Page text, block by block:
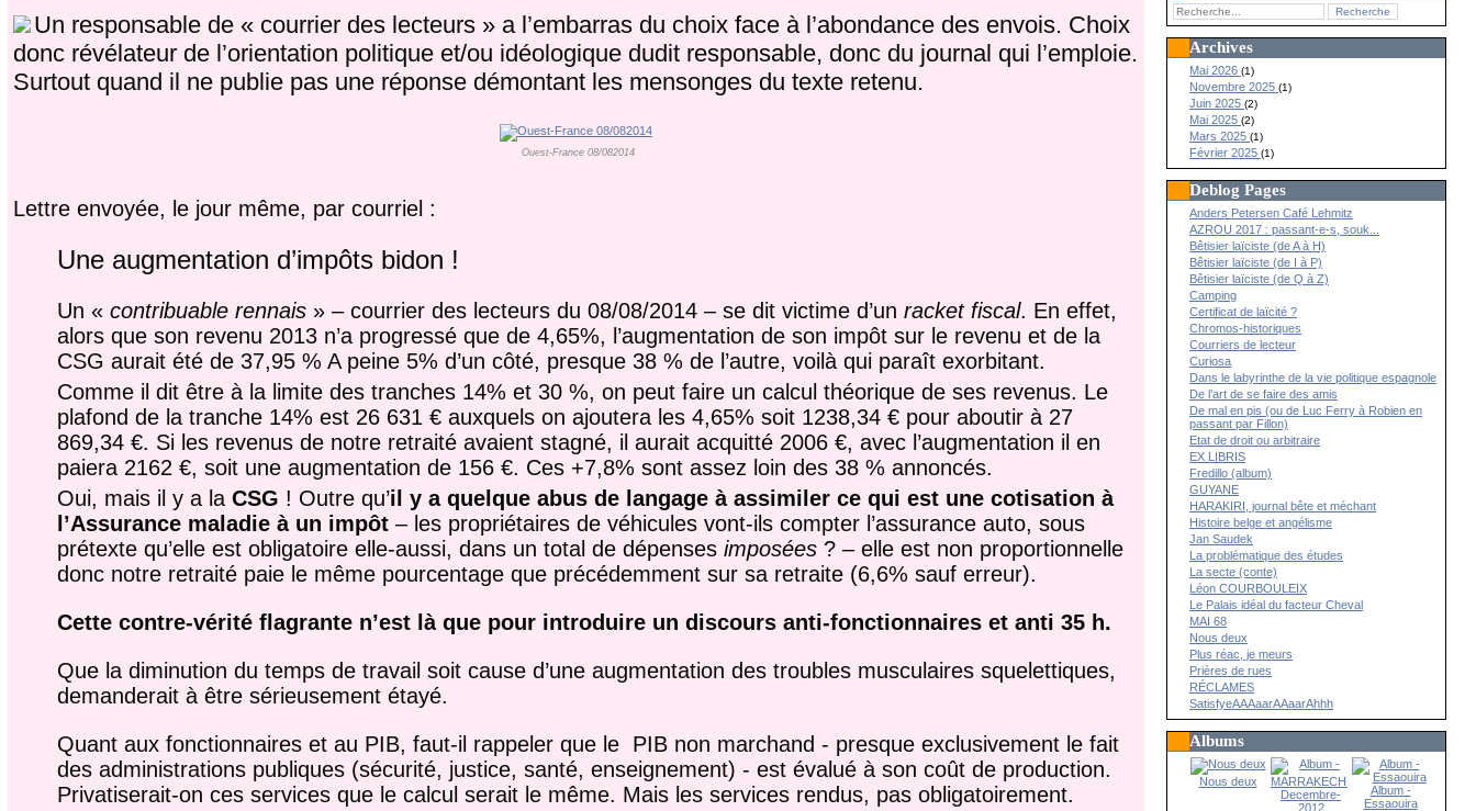
Un responsable de « courrier des lecteurs » a l’embarras du choix face à l’abondance des envois. Choix
donc révélateur de l’orientation politique et/ou idéologique dudit responsable, donc du journal qui l’emploie.
Surtout quand il ne publie pas une réponse démontant les mensonges du texte retenu.
Ouest-France 08/082014
Lettre envoyée, le jour même, par courriel :
Une augmentation d’impôts bidon !
Un « contribuable rennais» – courrier des lecteurs du 08/08/2014 – se dit victime d’un racket fiscal. En effet,
alors que son revenu 2013 n’a progressé que de 4,65%, l’augmentation de son impôt sur le revenu et de la
CSG aurait été de 37,95 % A peine 5% d’un côté, presque 38 % de l’autre, voilà qui paraît exorbitant.
Comme il dit être à la limite des tranches 14% et 30 %, on peut faire un calcul théorique de ses revenus. Le
plafond de la tranche 14% est 26 631 € auxquels on ajoutera les 4,65% soit 1238,34 € pour aboutir à 27
869,34 €. Si les revenus de notre retraité avaient stagné, il aurait acquitté 2006 €, avec l’augmentation il en
paiera 2162 €, soit une augmentation de 156 €. Ces +7,8% sont assez loin des 38 % annoncés.
Oui, mais il y a la CSG ! Outre qu’il y a quelque abus de langage à assimiler ce qui est une cotisation à
l’Assurance maladie à un impôt – les propriétaires de véhicules vont-ils compter l’assurance auto, sous
prétexte qu’elle est obligatoire elle-aussi, dans un total de dépenses imposées? – elle est non proportionnelle
donc notre retraité paie le même pourcentage que précédemment sur sa retraite (6,6% sauf erreur).
Cette contre-vérité flagrante n’est là que pour introduire un discours anti-fonctionnaires et anti 35 h.
Que la diminution du temps de travail soit cause d’une augmentation des troubles musculaires squelettiques,
demanderait à être sérieusement étayé.
Quant aux fonctionnaires et au PIB, faut-il rappeler que le PIB non marchand - presque exclusivement le fait
des administrations publiques (sécurité, justice, santé, enseignement) - est évalué à son coût de production.
Privatiserait-on ces services que le calcul serait le même. Mais les services rendus, pas obligatoirement.
Archives
Mai 2026(1)
Novembre 2025(1)
Juin 2025(2)
Mai 2025(2)
Mars 2025(1)
Février 2025(1)
Deblog Pages
Anders Petersen Café Lehmitz
AZROU 2017 : passant-e-s, souk...
Bêtisier laïciste (de A à H)
Bêtisier laïciste (de I à P)
Bêtisier laïciste (de Q à Z)
Camping
Certificat de laïcité ?
Chromos-historiques
Courriers de lecteur
Curiosa
Dans le labyrinthe de la vie politique espagnole
De l’art de se faire des amis
De mal en pis (ou de Luc Ferry à Robien en
passant par Fillon)
Etat de droit ou arbitraire
EX LIBRIS
Fredillo (album)
GUYANE
HARAKIRI, journal bête et méchant
Histoire belge et angélisme
Jan Saudek
La problématique des études
La secte (conte)
Léon COURBOULEIX
Le Palais idéal du facteur Cheval
MAI 68
Nous deux
Plus réac, je meurs
Prières de rues
RÉCLAMES
SatisfyeAAAaarAAaarAhhh
Albums
Nous deux
Album -
Essaouira